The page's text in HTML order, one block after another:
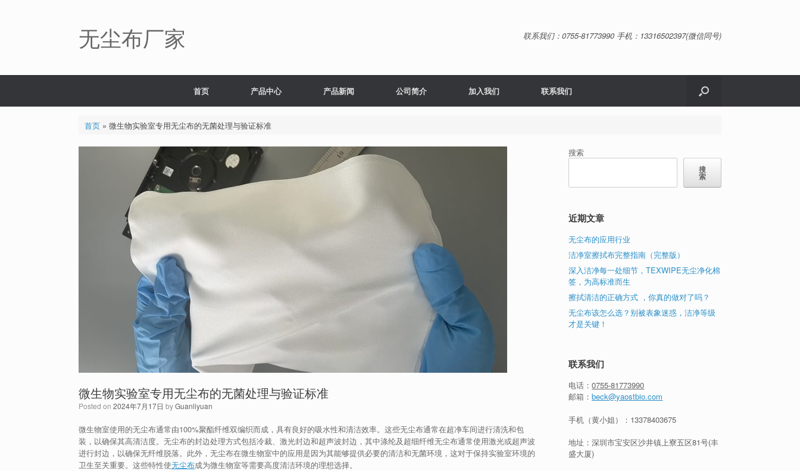
无尘布厂家 联系我们：0755-81773990 手机：13316502397(微信同号)
首页 产品中心 产品新闻 公司简介 加入我们 联系我们
首页» 微生物实验室专用无尘布的无菌处理与验证标准
微生物实验室专用无尘布的无菌处理与验证标准
Posted on 2024年7月17日 byGuanliyuan
微生物室使用的无尘布通常由100%聚酯纤维双编织而成，具有良好的吸水性和清洁效率。这些无尘布通常在超净车间进行清洗和包
装，以确保其高清洁度。无尘布的封边处理方式包括冷裁、激光封边和超声波封边，其中涤纶及超细纤维无尘布通常使用激光或超声波
进行封边，以确保无纤维脱落。此外，无尘布在微生物室中的应用是因为其能够提供必要的清洁和无菌环境，这对于保持实验室环境的
卫生至关重要。这些特性使无尘布成为微生物室等需要高度清洁环境的理想选择。
搜索
搜
索
近期文章
无尘布的应用行业
洁净室擦拭布完整指南（完整版）
深入洁净每一处细节，TEXWIPE无尘净化棉
签，为高标准而生
擦拭清洁的正确方式 ，你真的做对了吗？
无尘布该怎么选？别被表象迷惑，洁净等级
才是关键！
联系我们
电话：0755-81773990
邮箱：beck@yaostbio.com
手机（黄小姐）： 13378403675
地址：深圳市宝安区沙井镇上寮五区81号(丰
盛大厦)